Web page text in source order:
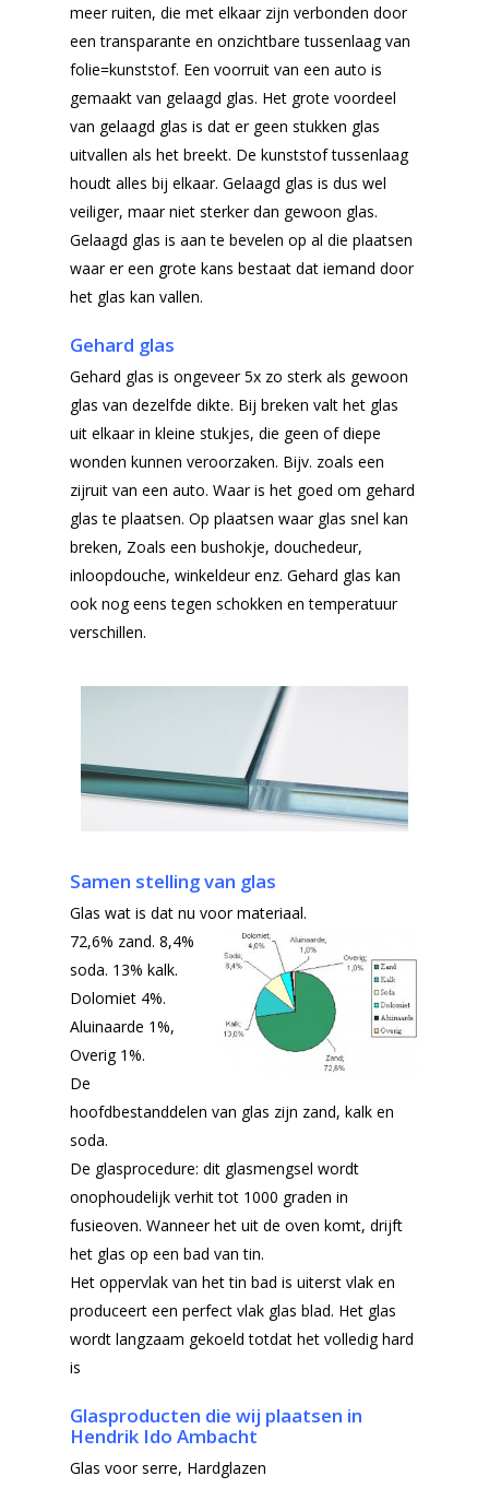
meer ruiten, die met elkaar zijn verbonden door
een transparante en onzichtbare tussenlaag van
folie=kunststof. Een voorruit van een auto is
gemaakt van gelaagd glas. Het grote voordeel
van gelaagd glas is dat er geen stukken glas
uitvallen als het breekt. De kunststof tussenlaag
houdt alles bij elkaar. Gelaagd glas is dus wel
veiliger, maar niet sterker dan gewoon glas.
Gelaagd glas is aan te bevelen op al die plaatsen
waar er een grote kans bestaat dat iemand door
het glas kan vallen.
Gehard glas
Gehard glas is ongeveer 5x zo sterk als gewoon
glas van dezelfde dikte. Bij breken valt het glas
uit elkaar in kleine stukjes, die geen of diepe
wonden kunnen veroorzaken. Bijv. zoals een
zijruit van een auto. Waar is het goed om gehard
glas te plaatsen. Op plaatsen waar glas snel kan
breken, Zoals een bushokje, douchedeur,
inloopdouche, winkeldeur enz. Gehard glas kan
ook nog eens tegen schokken en temperatuur
verschillen.
Samen stelling van glas
Glas wat is dat nu voor materiaal.
72,6% zand. 8,4%
soda. 13% kalk.
Dolomiet 4%.
Aluinaarde 1%,
Overig 1%.
De
hoofdbestanddelen van glas zijn zand, kalk en
soda.
De glasprocedure: dit glasmengsel wordt
onophoudelijk verhit tot 1000 graden in
fusieoven. Wanneer het uit de oven komt, drijft
het glas op een bad van tin.
Het oppervlak van het tin bad is uiterst vlak en
produceert een perfect vlak glas blad. Het glas
wordt langzaam gekoeld totdat het volledig hard
is
Glasproducten die wij plaatsen in
Hendrik Ido Ambacht
Glas voor serre, Hardglazen